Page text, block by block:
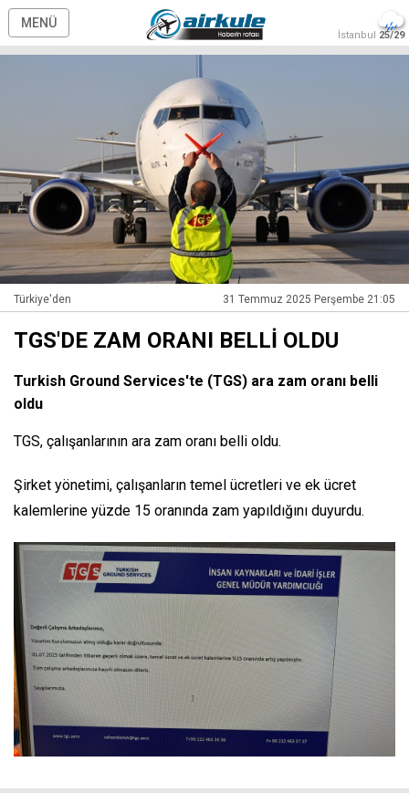
MENÜ
İstanbul 25/29
Türkiye'den 31 Temmuz 2025 Perşembe 21:05
TGS'DE ZAM ORANI BELLİ OLDU
Turkish Ground Services'te (TGS) ara zam oranı belli
oldu
TGS, çalışanlarının ara zam oranı belli oldu.
Şirket yönetimi, çalışanların temel ücretleri ve ek ücret
kalemlerine yüzde 15 oranında zam yapıldığını duyurdu.